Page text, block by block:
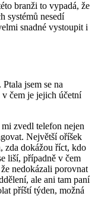
branži to vypadá, že
systémů nesedí
snadné vystoupit i
Ptala jsem se na
v čem je jejich účetní
zvedl telefon nejen
Největší oříšek
zda dokážou říct, kdo
liší, případně v čem
nedokázali porovnat
ale ani tam paní
příští týden, možná